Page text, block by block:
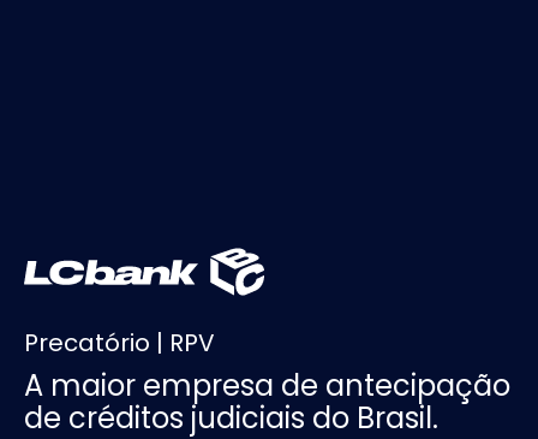
Precatório | RPV
A maior empresa de antecipação
de créditos judiciais do Brasil.